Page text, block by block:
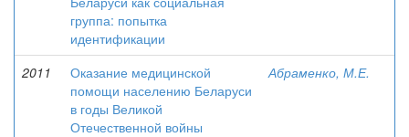
группа: попытка
идентификации
2011
Оказание медицинской
помощи населению Беларуси
в годы Великой
Отечественной войны
Абраменко, М.Е.